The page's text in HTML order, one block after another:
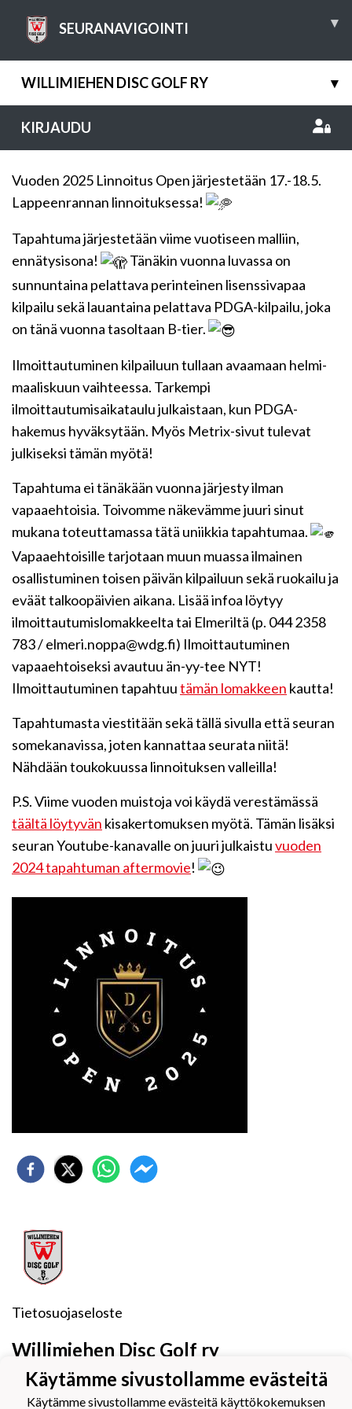
SEURANAVIGOINTI ▾
WILLIMIEHEN DISC GOLF RY ▾
KIRJAUDU
Vuoden 2025 Linnoitus Open järjestetään 17.-18.5.
Lappeenrannan linnoituksessa!
Tapahtuma järjestetään viime vuotiseen malliin,
ennätysisona!
Tänäkin vuonna luvassa on
sunnuntaina pelattava perinteinen lisenssivapaa
kilpailu sekä lauantaina pelattava PDGA-kilpailu, joka
on tänä vuonna tasoltaan B-tier.
Ilmoittautuminen kilpailuun tullaan avaamaan helmi-
maaliskuun vaihteessa. Tarkempi
ilmoittautumisaikataulu julkaistaan, kun PDGA-
hakemus hyväksytään. Myös Metrix-sivuttulevat
julkiseksi tämän myötä!
Tapahtuma ei tänäkään vuonna järjesty ilman
vapaaehtoisia. Toivomme näkevämme juuri sinut
mukana toteuttamassa tätä uniikkia tapahtumaa.
Vapaaehtoisille tarjotaan muun muassa ilmainen
osallistuminen toisen päivän kilpailuun sekä ruokailu ja
eväät talkoopäivien aikana. Lisää infoa löytyy
ilmoittautumislomakkeelta tai Elmeriltä (p. 044 2358
783 / elmeri.noppa@wdg.fi) Ilmoittautuminen
vapaaehtoiseksi avautuu än-yy-tee NYT!
Ilmoittautuminen tapahtuutämän lomakkeen kautta!
Tapahtumasta viestitään sekä tällä sivulla että seuran
somekanavissa, joten kannattaa seurata niitä!
Nähdään toukokuussa linnoituksen valleilla!
P.S. Viime vuoden muistoja voi käydä verestämässä
täältä löytyvän kisakertomuksen myötä. Tämän lisäksi
seuran Youtube-kanavalle on juuri julkaistuvuoden
2024 tapahtuman aftermovie!
Tietosuojaseloste
Willimiehen Disc Golf ry
Eteläkarjalaista frisbeegolfia vuodesta 2010
Käytämme sivustollamme evästeitä
Käytämme sivustollamme evästeitä käyttökokemuksen